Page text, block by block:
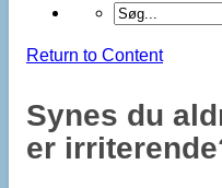
Return to Content
Synes du
er